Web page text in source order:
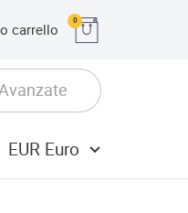
carrello
0
Avanzate
EUR Euro